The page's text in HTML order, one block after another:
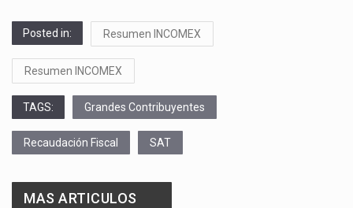
Posted in: Resumen INCOMEX
Resumen INCOMEX
TAGS: Grandes Contribuyentes
Recaudación Fiscal SAT
MAS ARTICULOS